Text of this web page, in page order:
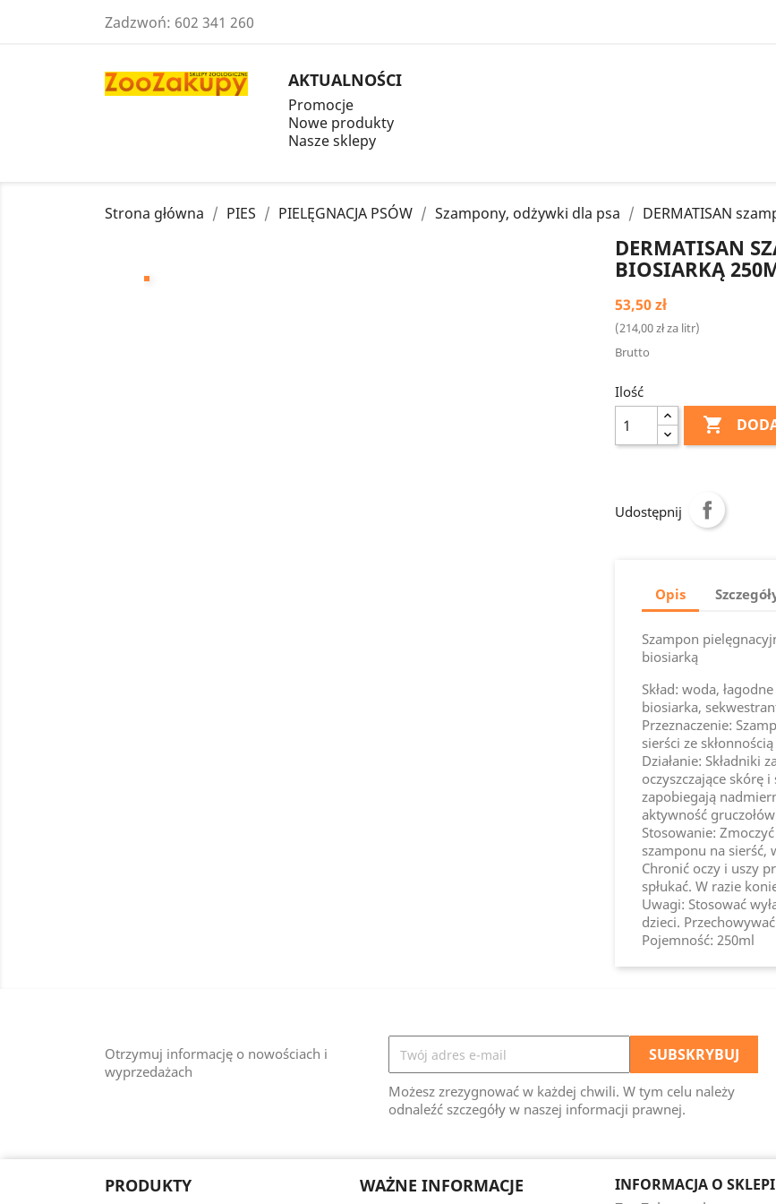
Zadzwoń: 602 341 260
AKTUALNOŚCI
Promocje
Nowe produkty
Nasze sklepy
Strona główna PIES PIELĘGNACJA PSÓW Szampony, odżywki dla psa DERMATISAN
DERMATISAN
BIOSIARKĄ
53,50 zł
(214,00 zł za litr)
Brutto
Ilość

Udostępnij
Opis
Szampon
biosiarką
Skład: woda,
biosiarka,
Przeznaczenie:
sierści ze
Działanie: Składniki
oczyszczające skórę
zapobiegają
aktywność
Stosowanie:
szamponu na sierść,
Chronić oczy i uszy
spłukać. W razie
Uwagi: Stosować
dzieci.
Pojemność: 250ml
Otrzymuj informację o nowościach i
wyprzedażach
Możesz zrezygnować w każdej chwili. W tym celu należy
odnaleźć szczegóły w naszej informacji prawnej.
PRODUKTY WAŻNE INFORMACJE
INFORMACJA O